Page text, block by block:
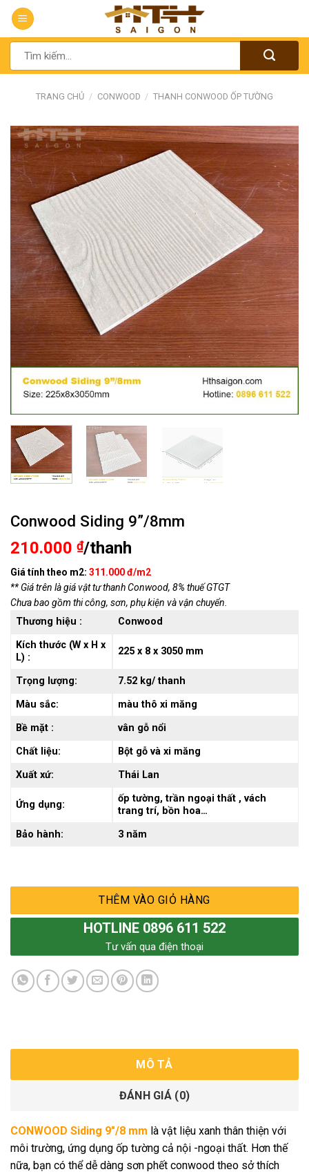
Chuyển
đến
nộiTìm
kiếm:
TRANG CHỦ / CONWOOD / THANH CONWOOD ỐP TƯỜNG
Conwood Siding 9”/8mm
210.000 ₫/thanh
Giá tính theo m2: 311.000 đ/m2
** Giá trên là giá vật tư thanh Conwood, 8% thuế GTGT
Chưa bao gồm thi công, sơn, phụ kiện và vận chuyển.
Thương hiệu :
Conwood
Kích thước (W x H x
L) :
225 x 8 x 3050 mm
Trọng lượng:
7.52 kg/ thanh
Màu sắc:
màu thô xi măng
Bề mặt :
vân gỗ nổi
Chất liệu:
Bột gỗ và xi măng
Xuất xứ:
Thái Lan
Ứng dụng:
ốp tường, trần ngoại thất , vách
trang trí, bồn hoa…
Bảo hành:
3 năm
THÊM VÀO GIỎ HÀNG
HOTLINE 0896 611 522
Tư vấn qua điện thoại
MÔ TẢ
ĐÁNH GIÁ (0)
CONWOOD Siding 9″/8 mm là vật liệu xanh thân thiện với
môi trường, ứng dụng ốp tường cả nội -ngoại thất. Hơn thế
nữa, bạn có thể dễ dàng sơn phết conwood theo sở thích